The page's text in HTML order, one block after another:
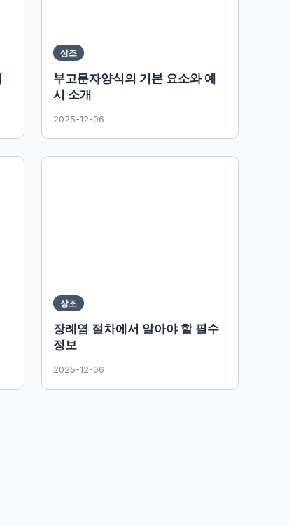
상조
부고문자양식의 기본 요소와 예
시 소개
2025-12-06
상조
장례염 절차에서 알아야 할 필수
정보
2025-12-06